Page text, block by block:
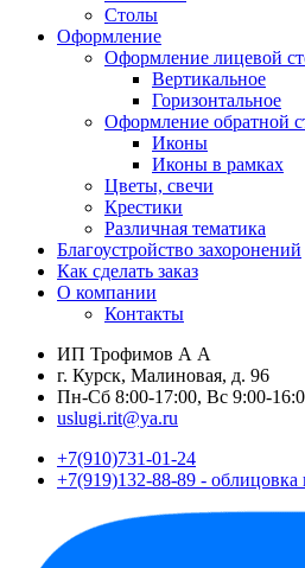
Столы
Оформление
Оформление лицевой
Вертикальное
Горизонтальное
Оформление обратной
Иконы
Иконы в рамках
Цветы, свечи
Крестики
Различная тематика
Благоустройство захоронений
Как сделать заказ
О компании
Контакты
ИП Трофимов А А
г. Курск, Малиновая, д. 96
Пн-Сб 8:00-17:00, Вс 9:00-
uslugi.rit@ya.ru
+7(910)731-01-24
+7(919)132-88-89 - облицовка